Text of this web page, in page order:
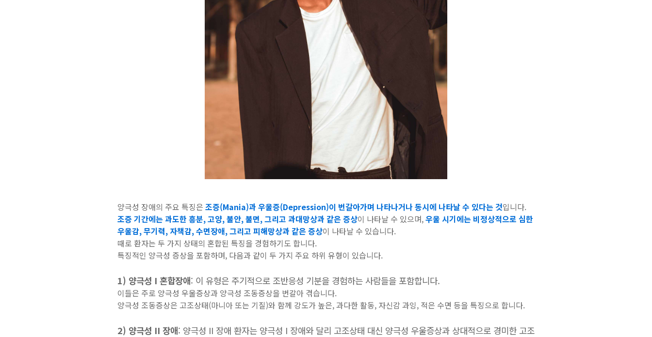
양극성 장애의 주요 특징은 조증(Mania)과 우울증(Depression)이 번갈아가며 나타나거나 동시에 나타날 수 있다는 것입니다.
조증 기간에는 과도한 흥분, 고양, 불안, 불면, 그리고 과대망상과 같은 증상이 나타날 수 있으며,우울 시기에는 비정상적으로 심한
우울감, 무기력, 자책감, 수면장애, 그리고 피해망상과 같은 증상이 나타날 수 있습니다.
때로 환자는 두 가지 상태의 혼합된 특징을 경험하기도 합니다.
특징적인 양극성 증상을 포함하며, 다음과 같이 두 가지 주요 하위 유형이 있습니다.
1) 양극성 I 혼합장애: 이 유형은 주기적으로 조반응성 기분을 경험하는 사람들을 포함합니다.
이들은 주로 양극성 우울증상과 양극성 조동증상을 번갈아 겪습니다.
양극성 조동증상은 고조상태(마니아 또는 기질)와 함께 강도가 높은, 과다한 활동, 자신감 과잉, 적은 수면 등을 특징으로 합니다.
2) 양극성 II 장애: 양극성 II 장애 환자는 양극성 I 장애와 달리 고조상태 대신 양극성 우울증상과 상대적으로 경미한 고조